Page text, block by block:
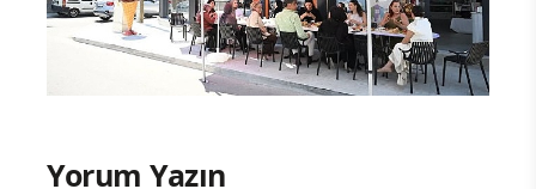
Yorum Yazın